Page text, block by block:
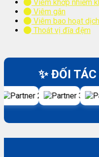
Viêm khớp nhiễm
Viêm gân
Viêm bao hoạt dịch
Thoát vị đĩa đệm
✨ ĐỐI